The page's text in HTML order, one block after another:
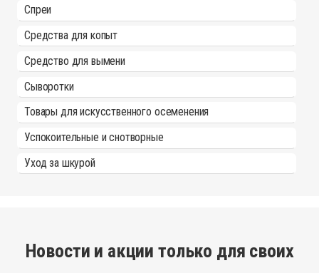
Спреи
Средства для копыт
Средство для вымени
Сыворотки
Товары для искусственного осеменения
Успокоительные и снотворные
Уход за шкурой
Новости и акции только для своих